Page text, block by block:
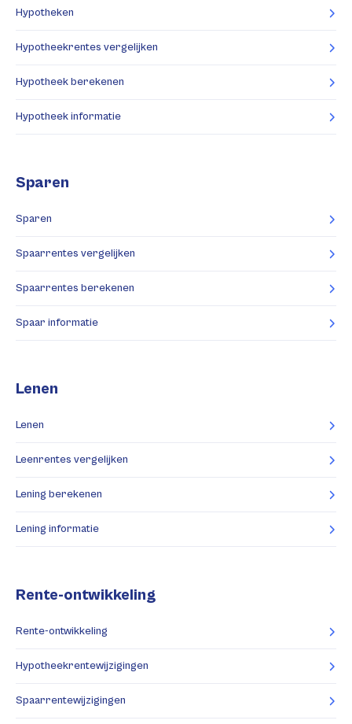
Hypotheken
Hypotheekrentes vergelijken
Hypotheek berekenen
Hypotheek informatie
Sparen
Sparen
Spaarrentes vergelijken
Spaarrentes berekenen
Spaar informatie
Lenen
Lenen
Leenrentes vergelijken
Lening berekenen
Lening informatie
Rente-ontwikkeling
Rente-ontwikkeling
Hypotheekrentewijzigingen
Spaarrentewijzigingen